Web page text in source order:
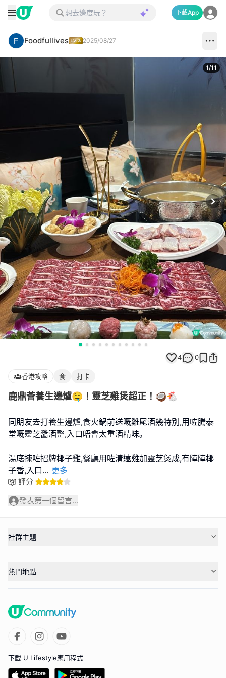
下載App
Foodfullives 2025/08/27
1/11
4 0
香港攻略 食 打卡
鹿鼎薈養生邊爐🤤！靈芝雞煲超正！🥥🐔
同朋友去打養生邊爐,食火鍋前送嘅雞尾酒幾特別,用咗騰泰
堂嘅靈芝醬酒整,入口唔會太重酒精味｡
湯底揀咗招牌椰子雞,餐廳用咗清遠雞加靈芝煲成,有陣陣椰
子香,入口... 更多
評分
發表第一個留言...
社群主題
熱門地點
下載 U Lifestyle應用程式